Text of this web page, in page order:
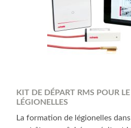
KIT DE DÉPART RMS POUR
LÉGIONELLES
La formation de légionelles